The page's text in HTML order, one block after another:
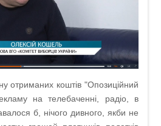
отриманих коштів "Опозиційний
на телебаченні, радіо, в
б, нічого дивного, якби не